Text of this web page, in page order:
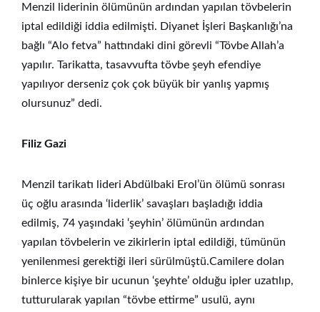
Menzil liderinin ölümünün ardından yapılan tövbelerin
iptal edildiği iddia edilmişti. Diyanet İşleri Başkanlığı’na
bağlı “Alo fetva” hattındaki dini görevli “Tövbe Allah’a
yapılır. Tarikatta, tasavvufta tövbe şeyh efendiye
yapılıyor derseniz çok çok büyük bir yanlış yapmış
olursunuz” dedi.
Filiz Gazi
Menzil tarikatı lideri Abdülbaki Erol’ün ölümü sonrası
üç oğlu arasında ‘liderlik’ savaşları başladığı iddia
edilmiş, 74 yaşındaki ‘şeyhin’ ölümünün ardından
yapılan tövbelerin ve zikirlerin iptal edildiği, tümünün
yenilenmesi gerektiği ileri sürülmüştü.Camilere dolan
binlerce kişiye bir ucunun ‘şeyhte’ olduğu ipler uzatılıp,
tutturularak yapılan “tövbe ettirme” usulü, aynı